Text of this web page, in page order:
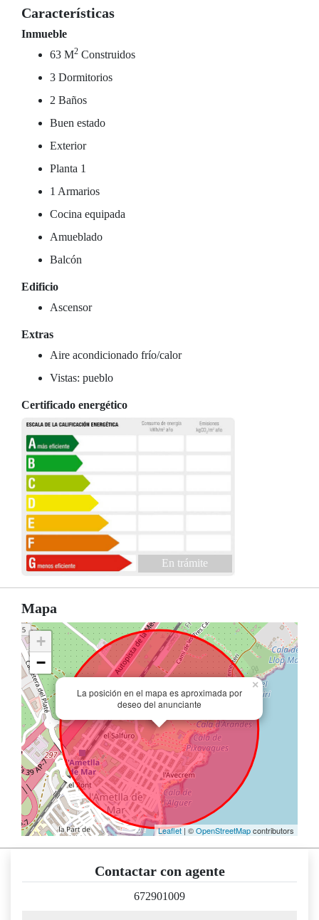
Características
Inmueble
63 M2 Construidos
3 Dormitorios
2 Baños
Buen estado
Exterior
Planta 1
1 Armarios
Cocina equipada
Amueblado
Balcón
Edificio
Ascensor
Extras
Aire acondicionado frío/calor
Vistas: pueblo
Certificado energético
En trámite
Mapa
La posición en el mapa es aproximada por
deseo del anunciante
×
+
−
Leaflet| ©OpenStreetMapcontributors
Contactar con agente
672901009